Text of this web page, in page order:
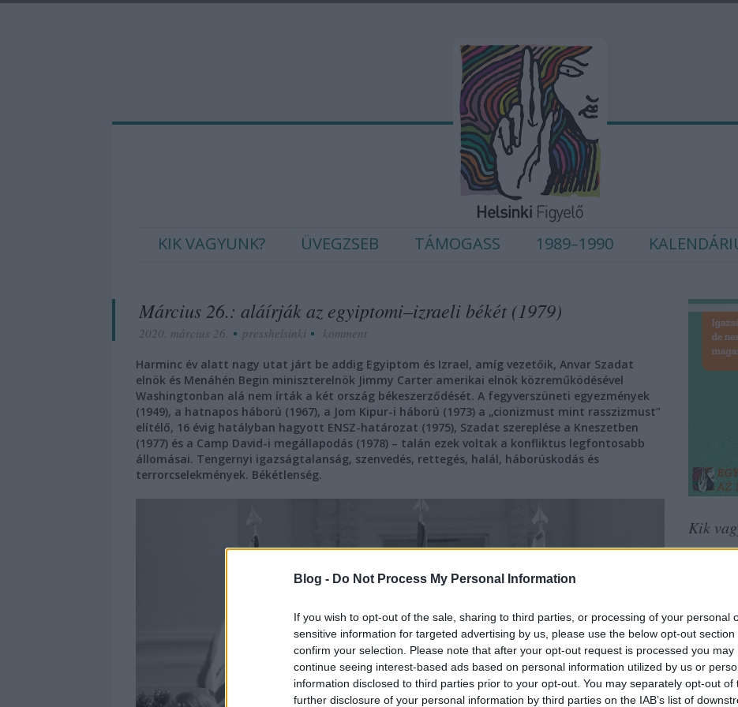
Blog - Do Not Process My Personal Information
If you wish to opt-out of the sale, sharing to third parties, or processing of your personal
sensitive information for targeted advertising by us, please use the below opt-out section
confirm your selection. Please note that after your opt-out request is processed you may
continue seeing interest-based ads based on personal information utilized by us or
information disclosed to third parties prior to your opt-out. You may separately opt-out of
further disclosure of your personal information by third parties on the IAB’s list of
KIK VAGYUNK? ÜVEGZSEB TÁMOGASS 1989–1990
Március 26.: aláírják az egyiptomi–izraeli békét (1979)
2020. március 26. presshelsinki komment
Harminc év alatt nagy utat járt be addig Egyiptom és Izrael, amíg vezetőik, Anvar Szadat
elnök és Menáhén Begin miniszterelnök Jimmy Carter amerikai elnök közreműködésével
Washingtonban alá nem írták a két ország békeszerződését. A fegyverszüneti egyezmények
(1949), a hatnapos háború (1967), a Jom Kipur-i háború (1973) a „cionizmust mint rasszizmust”
elítélő, 16 évig hatályban hagyott ENSZ-határozat (1975), Szadat szereplése a Kneszetben
(1977) és a Camp David-i megállapodás (1978) – talán ezek voltak a konfliktus legfontosabb
állomásai. Tengernyi igazságtalanság, szenvedés, rettegés, halál, háborúskodás és
terrorcselekmények. Békétlenség.
Kik
A Magyar
szervek
legyen